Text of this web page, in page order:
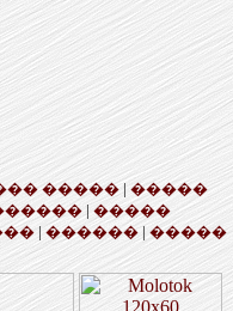
�����| �����
| �����
| ������ | �����